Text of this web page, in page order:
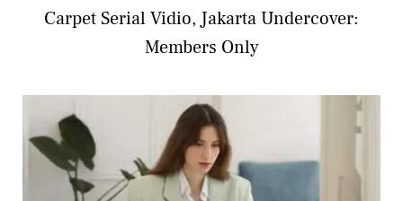
Carpet Serial Vidio, Jakarta Undercover:
Members Only